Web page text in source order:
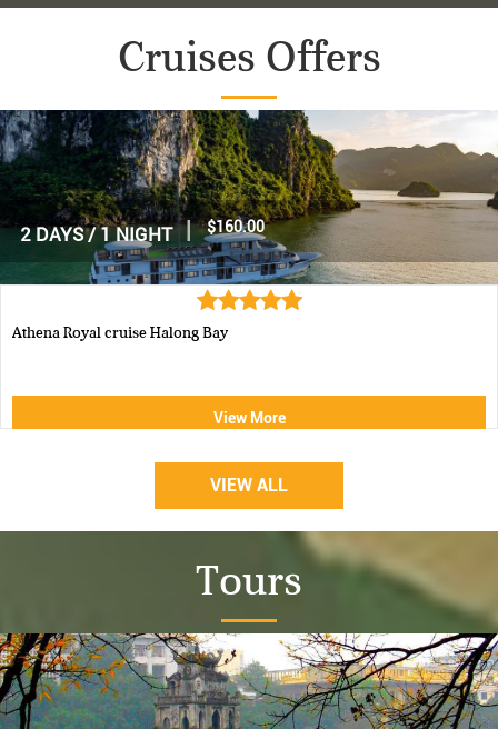
Cruises Offers
1 DAY | $70.00
Luxury Halong Sen Day Cruise
View More
VIEW ALL
Tours